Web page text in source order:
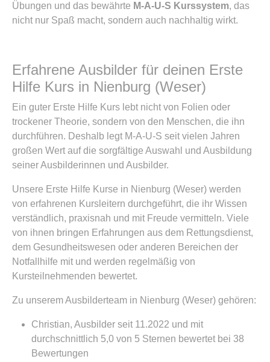
Übungen und das bewährte M-A-U-S Kurssystem, das
nicht nur Spaß macht, sondern auch nachhaltig wirkt.
Erfahrene Ausbilder für deinen Erste
Hilfe Kurs in Nienburg (Weser)
Ein guter Erste Hilfe Kurs lebt nicht von Folien oder
trockener Theorie, sondern von den Menschen, die ihn
durchführen. Deshalb legt M-A-U-S seit vielen Jahren
großen Wert auf die sorgfältige Auswahl und Ausbildung
seiner Ausbilderinnen und Ausbilder.
Unsere Erste Hilfe Kurse in Nienburg (Weser) werden
von erfahrenen Kursleitern durchgeführt, die ihr Wissen
verständlich, praxisnah und mit Freude vermitteln. Viele
von ihnen bringen Erfahrungen aus dem Rettungsdienst,
dem Gesundheitswesen oder anderen Bereichen der
Notfallhilfe mit und werden regelmäßig von
Kursteilnehmenden bewertet.
Zu unserem Ausbilderteam in Nienburg (Weser) gehören:
Christian, Ausbilder seit 11.2022 und mit
durchschnittlich 5,0 von 5 Sternen bewertet bei 38
Bewertungen